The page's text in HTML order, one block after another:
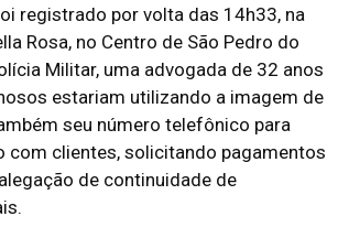
registrado por volta das 14h33, na
Rosa, no Centro de São Pedro do
Militar, uma advogada de 32 anos
estariam utilizando a imagem de
seu número telefônico para
com clientes, solicitando pagamentos
de continuidade de